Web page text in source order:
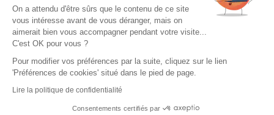
Du lundi au jeudi de 8h30 à 16h30 & le
vendredi de 8h30 à 15h30
On a attendu d'être sûrs que le contenu de ce site
vous intéresse avant de vous déranger, mais on
aimerait bien vous accompagner pendant votre visite...
C'est OK pour vous ?
Pour modifier vos préférences par la suite, cliquez sur le lien
'Préférences de cookies' situé dans le pied de page.
Lire la politique de confidentialité
Consentements certifiés par